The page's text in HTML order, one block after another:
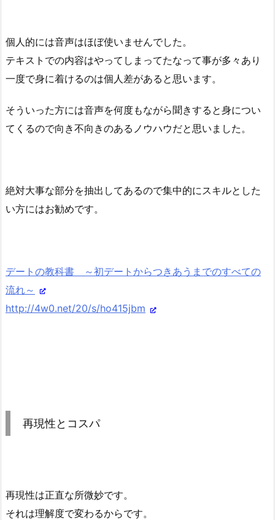
個人的には音声はほぼ使いませんでした。
テキストでの内容はやってしまってたなって事が多々あり
一度で身に着けるのは個人差があると思います。
そういった方には音声を何度もながら聞きすると身につい
てくるので向き不向きのあるノウハウだと思いました。
絶対大事な部分を抽出してあるので集中的にスキルとした
い方にはお勧めです。
デートの教科書 ～初デートからつきあうまでのすべての
流れ～
http://4w0.net/20/s/ho415jbm
再現性とコスパ
再現性は正直な所微妙です。
それは理解度で変わるからです。